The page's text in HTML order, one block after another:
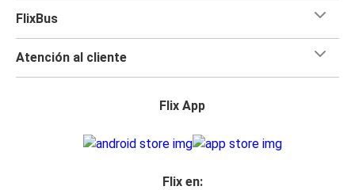
FlixBus
Atención al cliente
Flix App
Flix en: